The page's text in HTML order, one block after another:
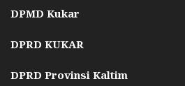
DPMD Kukar
DPRD KUKAR
DPRD Provinsi Kaltim